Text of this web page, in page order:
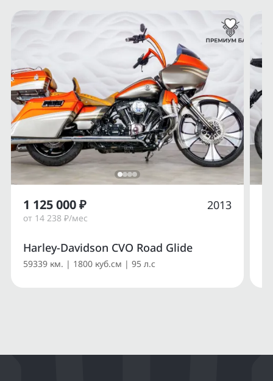
Harley-Davidson CVO Road Glide
59339 км. | 1800 куб.см | 95 л.с
1 125 000 ₽
от 14 238 ₽/мес
2013